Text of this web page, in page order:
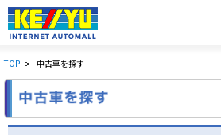
TOP 中古車を探す